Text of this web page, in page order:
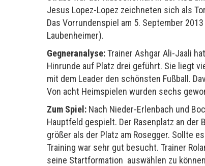
Jesus Lopez-Lopez zeichneten sich als
Das Vorrundenspiel am 5. September
Laubenheimer).
Gegneranalyse:Trainer Ashgar Ali-Jaali
Hinrunde auf Platz drei geführt. Sie liegt
mit dem Leader den schönsten Fußball.
Von acht Heimspielen wurden sechs
Zum Spiel: Nach Nieder-Erlenbach und
Hauptfeld gespielt. Der Rasenplatz an
größer als der Platz am Rosegger. Sollte
Training war sehr gut besucht. Trainer
seine Startformation auswählen zu